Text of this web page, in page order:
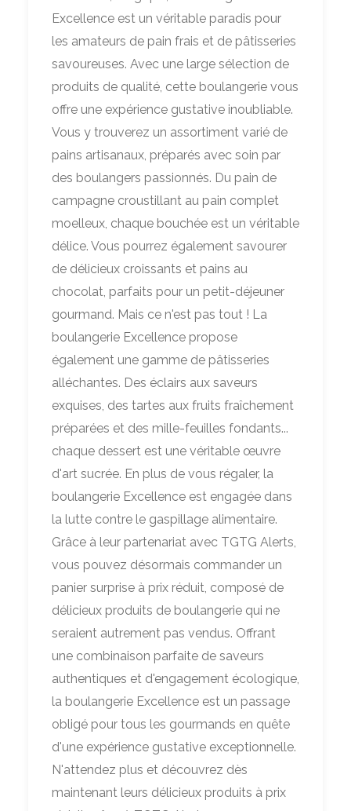
Excellence est un véritable paradis pour
les amateurs de pain frais et de pâtisseries
savoureuses. Avec une large sélection de
produits de qualité, cette boulangerie vous
offre une expérience gustative inoubliable.
Vous y trouverez un assortiment varié de
pains artisanaux, préparés avec soin par
des boulangers passionnés. Du pain de
campagne croustillant au pain complet
moelleux, chaque bouchée est un véritable
délice. Vous pourrez également savourer
de délicieux croissants et pains au
chocolat, parfaits pour un petit-déjeuner
gourmand. Mais ce n'est pas tout ! La
boulangerie Excellence propose
également une gamme de pâtisseries
alléchantes. Des éclairs aux saveurs
exquises, des tartes aux fruits fraîchement
préparées et des mille-feuilles fondants...
chaque dessert est une véritable œuvre
d'art sucrée. En plus de vous régaler, la
boulangerie Excellence est engagée dans
la lutte contre le gaspillage alimentaire.
Grâce à leur partenariat avec TGTG Alerts,
vous pouvez désormais commander un
panier surprise à prix réduit, composé de
délicieux produits de boulangerie qui ne
seraient autrement pas vendus. Offrant
une combinaison parfaite de saveurs
authentiques et d'engagement écologique,
la boulangerie Excellence est un passage
obligé pour tous les gourmands en quête
d'une expérience gustative exceptionnelle.
N'attendez plus et découvrez dès
maintenant leurs délicieux produits à prix